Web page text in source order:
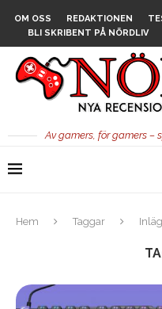
OM OSS REDAKTIONEN
BLI SKRIBENT PÅ NÖRDLIV
Av gamers, för gamers –
Hem Taggar